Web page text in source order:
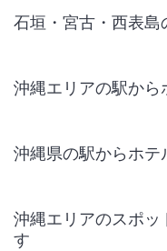
石垣・宮古・西表島
沖縄エリアの駅から
沖縄県の駅からホテ
沖縄エリアのスポッ
す